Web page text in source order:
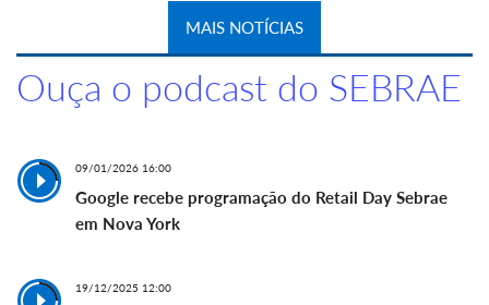
MAIS NOTÍCIAS
Ouça o podcast do SEBRAE
09/01/2026 16:00
Google recebe programação do Retail Day Sebrae
em Nova York
19/12/2025 12:00